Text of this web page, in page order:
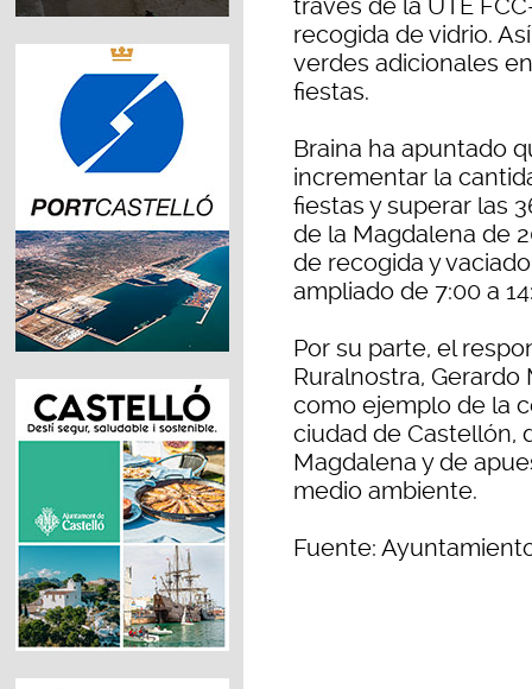
través de la UTE
recogida de vidrio.
verdes adicionales
fiestas.
Braina ha apuntado
incrementar la
fiestas y superar las
de la Magdalena de
de recogida y
ampliado de 7:00 a
Por su parte, el
Ruralnostra,
como ejemplo de la
ciudad de Castellón,
Magdalena y de
medio ambiente.
Fuente: